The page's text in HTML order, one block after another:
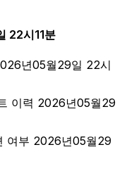
22시11분
년05월29일 22시
이력 2026년05월29
여부 2026년05월29